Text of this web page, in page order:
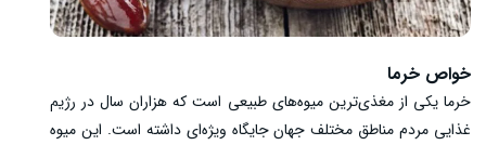
خواص خرما
خرما یکی از مغذی‌ترین میوه‌های طبیعی است که هزاران سال در رژیم
غذایی مردم مناطق مختلف جهان جایگاه ویژه‌ای داشته است. این میوه